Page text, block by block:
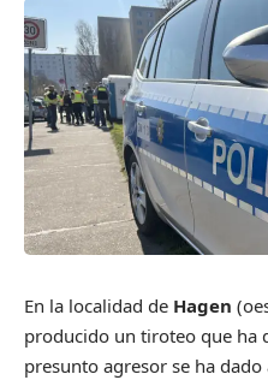
En la localidad de Hagen
producido un tiroteo que ha
presunto agresor se ha